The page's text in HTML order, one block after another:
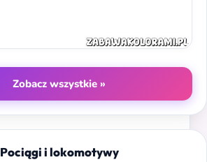
Zobacz wszystkie »
Pociągi i lokomotywy